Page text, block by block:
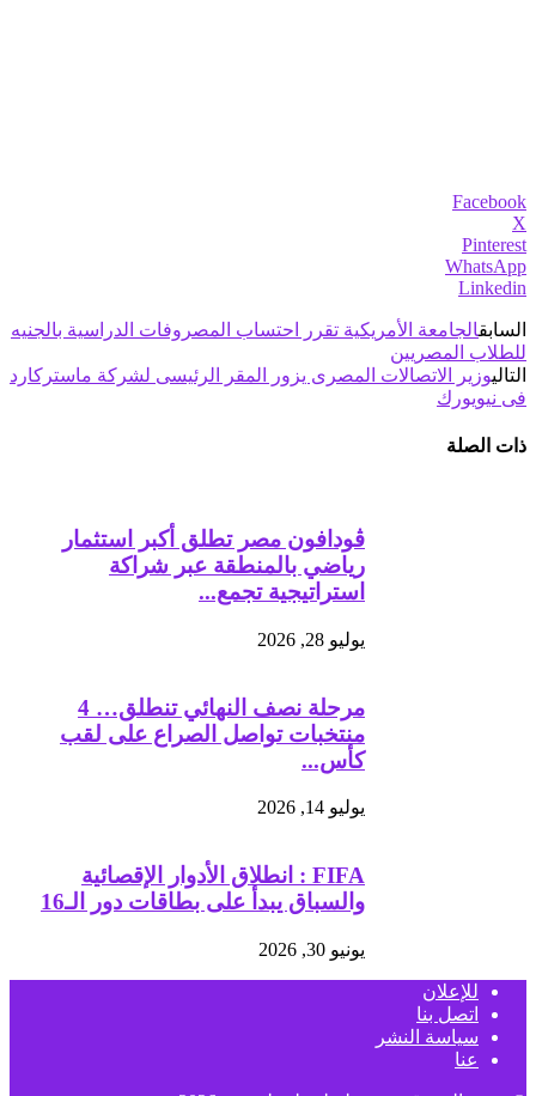
Facebook
X
Pinterest
WhatsApp
Linkedin
السابقالجامعة الأمريكية تقرر احتساب المصروفات الدراسية بالجنيه
للطلاب المصريين
التاليوزير الاتصالات المصرى يزور المقر الرئيسى لشركة ماستركارد
فى نيويورك
ذات الصلة
ڤودافون مصر تطلق أكبر استثمار
رياضي بالمنطقة عبر شراكة
استراتيجية تجمع...
يوليو 28, 2026
مرحلة نصف النهائي تنطلق… 4
منتخبات تواصل الصراع على لقب
كأس...
يوليو 14, 2026
FIFA : انطلاق الأدوار الإقصائية
والسباق يبدأ على بطاقات دور الـ16
يونيو 30, 2026
للإعلان
اتصل بنا
سياسة النشر
عنا